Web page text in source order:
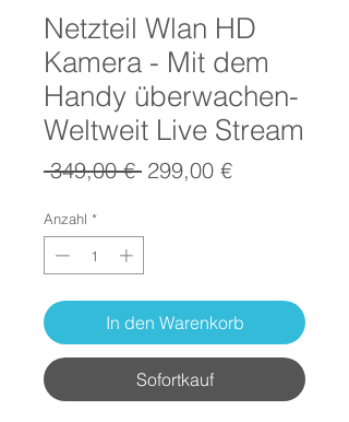
Netzteil Wlan HD
Kamera - Mit dem
Handy überwachen-
Weltweit Live Stream
349,00 € Standardpreis
299,00 €Sale-
Anzahl *
In den Warenkorb
Sofortkauf